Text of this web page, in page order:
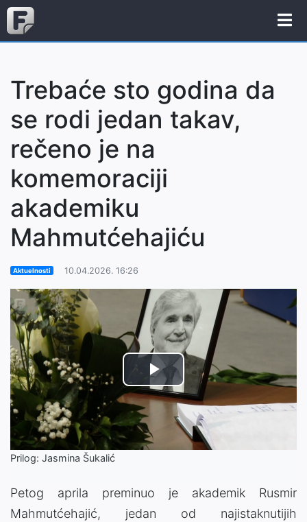
Trebaće sto godina da
se rodi jedan takav,
rečeno je na
komemoraciji
akademiku
Mahmutćehajiću
Aktuelnosti 10.04.2026. 16:26
Play
Video
Prilog: Jasmina Šukalić
Petog aprila preminuo je akademik Rusmir
Mahmutćehajić, jedan od najistaknutijih